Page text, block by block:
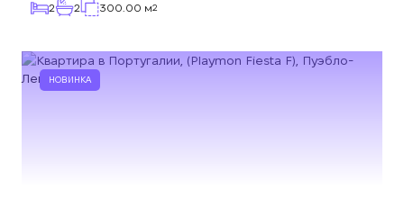
2 2 300.00 м2
НОВИНКА